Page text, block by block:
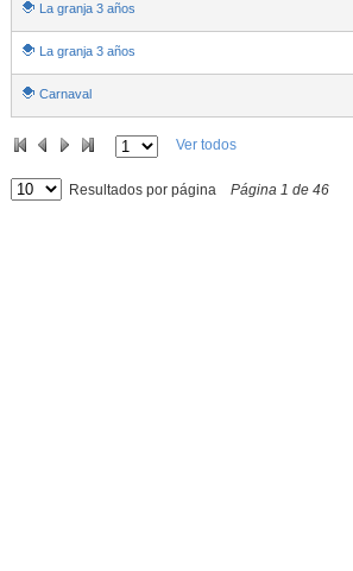
La granja 3 años
La granja 3 años
Carnaval
Ver todos
Resultados por página Página 1 de 46